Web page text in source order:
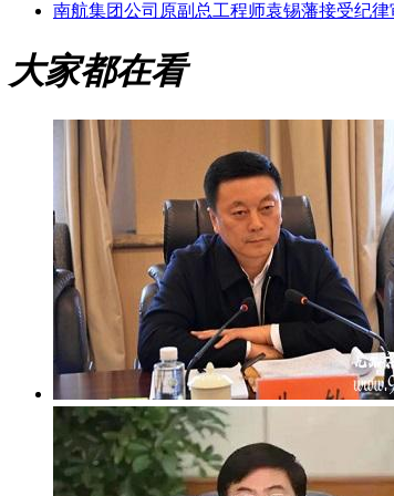
南航集团公司原副总工程师袁锡藩接受纪
大家都在看